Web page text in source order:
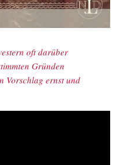
oft darüber
Gründen
Vorschlag ernst und